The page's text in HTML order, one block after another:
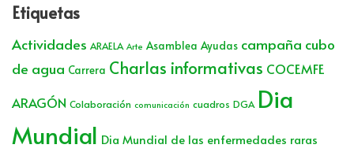
Etiquetas
Actividades ARAELA Arte Asamblea Ayudas campaña cubo
de agua Carrera Charlas informativas COCEMFE
ARAGÓN Colaboración comunicación cuadros DGA Dia
Mundial Dia Mundial de las enfermedades raras